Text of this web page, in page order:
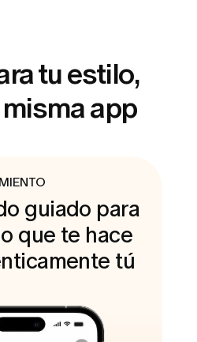
tu estilo,
app
guiado para
que te hace
tú